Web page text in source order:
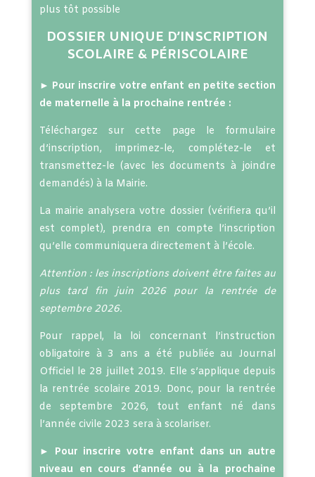
plus tôt possible
DOSSIER UNIQUE D’INSCRIPTION
SCOLAIRE & PÉRISCOLAIRE
► Pour inscrire votre enfant en petite section
de maternelle à la prochaine rentrée :
Téléchargez sur cette page le formulaire
d’inscription, imprimez-le, complétez-le et
transmettez-le (avec les documents à joindre
demandés) à la Mairie.
La mairie analysera votre dossier (vérifiera qu’il
est complet), prendra en compte l’inscription
qu’elle communiquera directement à l’école.
Attention : les inscriptions doivent être faites au
plus tard fin juin 2026 pour la rentrée de
septembre 2026.
Pour rappel, la loi concernant l’instruction
obligatoire à 3 ans a été publiée au Journal
Officiel le 28 juillet 2019. Elle s’applique depuis
la rentrée scolaire 2019. Donc, pour la rentrée
de septembre 2026, tout enfant né dans
l’année civile 2023 sera à scolariser.
► Pour inscrire votre enfant dans un autre
niveau en cours d’année ou à la prochaine